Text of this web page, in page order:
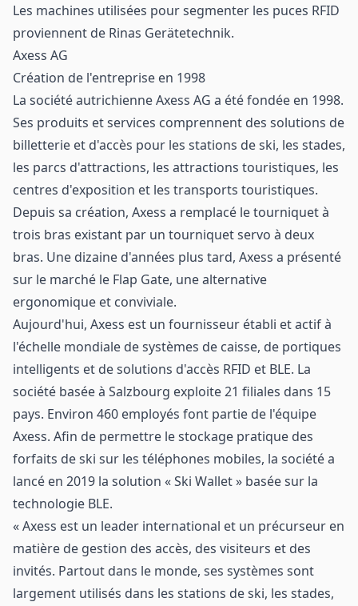
Les machines utilisées pour segmenter les puces RFID
proviennent de Rinas Gerätetechnik.
Axess AG
Création de l'entreprise en 1998
La société autrichienne Axess AG a été fondée en 1998.
Ses produits et services comprennent des solutions de
billetterie et d'accès pour les stations de ski, les stades,
les parcs d'attractions, les attractions touristiques, les
centres d'exposition et les transports touristiques.
Depuis sa création, Axess a remplacé le tourniquet à
trois bras existant par un tourniquet servo à deux
bras. Une dizaine d'années plus tard, Axess a présenté
sur le marché le Flap Gate, une alternative
ergonomique et conviviale.
Aujourd'hui, Axess est un fournisseur établi et actif à
l'échelle mondiale de systèmes de caisse, de portiques
intelligents et de solutions d'accès RFID et BLE. La
société basée à Salzbourg exploite 21 filiales dans 15
pays. Environ 460 employés font partie de l'équipe
Axess. Afin de permettre le stockage pratique des
forfaits de ski sur les téléphones mobiles, la société a
lancé en 2019 la solution « Ski Wallet » basée sur la
technologie BLE.
« Axess est un leader international et un précurseur en
matière de gestion des accès, des visiteurs et des
invités. Partout dans le monde, ses systèmes sont
largement utilisés dans les stations de ski, les stades,